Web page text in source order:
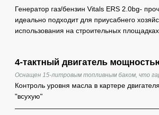
Генератор газ/бензин Vitals ERS 2.0bg-
идеально подходит для приусабнего
использования на строительных
4-тактный двигатель
Оснащен 15-литровым топливным баком, что
Контроль уровня масла в картере
"всухую"